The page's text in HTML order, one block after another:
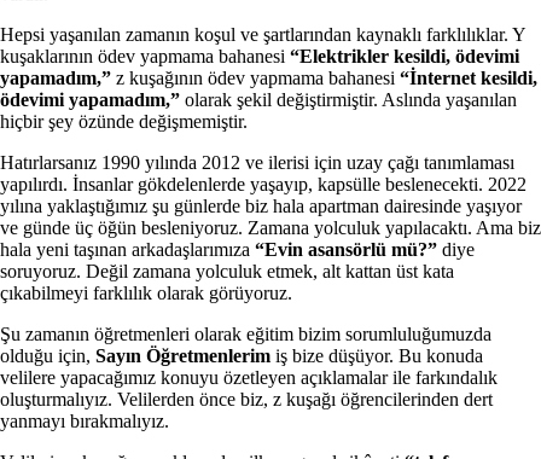
Hepsi yaşanılan zamanın koşul ve şartlarından kaynaklı farklılıklar. Y
kuşaklarının ödev yapmama bahanesi “Elektrikler kesildi, ödevimi
yapamadım,” z kuşağının ödev yapmama bahanesi “İnternet kesildi,
ödevimi yapamadım,” olarak şekil değiştirmiştir. Aslında yaşanılan
hiçbir şey özünde değişmemiştir.
Hatırlarsanız 1990 yılında 2012 ve ilerisi için uzay çağı tanımlaması
yapılırdı. İnsanlar gökdelenlerde yaşayıp, kapsülle beslenecekti. 2022
yılına yaklaştığımız şu günlerde biz hala apartman dairesinde yaşıyor
ve günde üç öğün besleniyoruz. Zamana yolculuk yapılacaktı. Ama biz
hala yeni taşınan arkadaşlarımıza “Evin asansörlü mü?” diye
soruyoruz. Değil zamana yolculuk etmek, alt kattan üst kata
çıkabilmeyi farklılık olarak görüyoruz.
Şu zamanın öğretmenleri olarak eğitim bizim sorumluluğumuzda
olduğu için, Sayın Öğretmenlerim iş bize düşüyor. Bu konuda
velilere yapacağımız konuyu özetleyen açıklamalar ile farkındalık
oluşturmalıyız. Velilerden önce biz, z kuşağı öğrencilerinden dert
yanmayı bırakmalıyız.